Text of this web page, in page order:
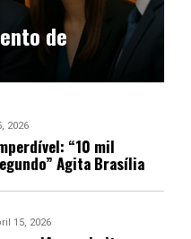
de
2026
“10 mil
Agita Brasília
15, 2026